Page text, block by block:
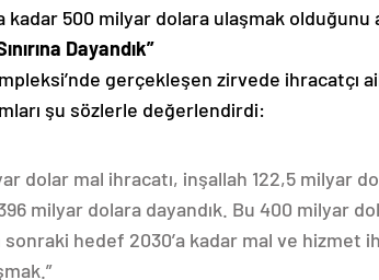
kadar 500 milyar dolara ulaşmak olduğunu
Dayandık”
gerçekleşen zirvede ihracatçı
şu sözlerle değerlendirdi:
dolar mal ihracatı, inşallah 122,5 milyar
milyar dolara dayandık. Bu 400 milyar
hedef 2030’a kadar mal ve hizmet